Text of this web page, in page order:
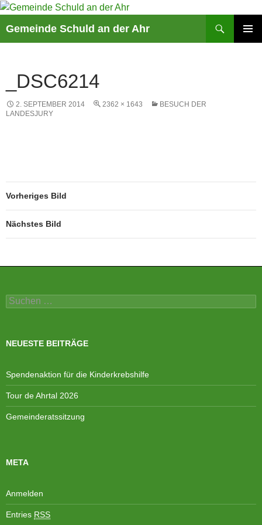
Gemeinde Schuld an der Ahr
_DSC6214
2. SEPTEMBER 2014 2362 × 1643
BESUCH DER
LANDESJURY
Vorheriges Bild
Nächstes Bild
Suchen
nach:
NEUESTE BEITRÄGE
Spendenaktion für die Kinderkrebshilfe
Tour de Ahrtal 2026
Gemeinderatssitzung
META
Anmelden
Entries RSS